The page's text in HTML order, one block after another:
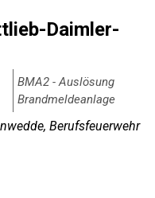
Daimler-
BMA2 - Auslösung
Brandmeldeanlage
Berufsfeuerwehr